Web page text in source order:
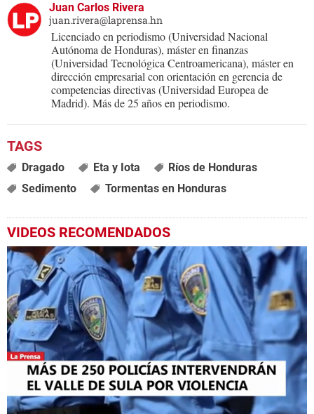
Juan Carlos Rivera
juan.rivera@laprensa.hn
Licenciado en periodismo (Universidad Nacional
Autónoma de Honduras), máster en finanzas
(Universidad Tecnológica Centroamericana), máster en
dirección empresarial con orientación en gerencia de
competencias directivas (Universidad Europea de
Madrid). Más de 25 años en periodismo.
Dragado Eta y Iota
Ríos de Honduras
Sedimento
Tormentas en Honduras
VIDEOS RECOMENDADOS